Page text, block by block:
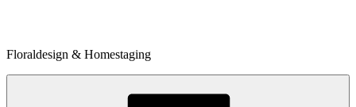
Floraldesign & Homestaging